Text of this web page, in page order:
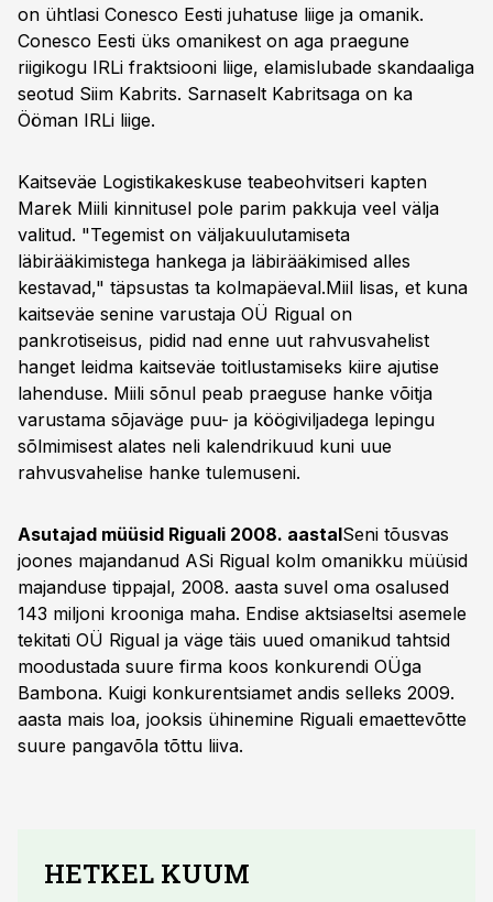
on ühtlasi Conesco Eesti juhatuse liige ja omanik.
Conesco Eesti üks omanikest on aga praegune
riigikogu IRLi fraktsiooni liige, elamislubade skandaaliga
seotud Siim Kabrits. Sarnaselt Kabritsaga on ka
Ööman IRLi liige.
Kaitseväe Logistikakeskuse teabeohvitseri kapten
Marek Miili kinnitusel pole parim pakkuja veel välja
valitud. "Tegemist on väljakuulutamiseta
läbirääkimistega hankega ja läbirääkimised alles
kestavad," täpsustas ta kolmapäeval.Miil lisas, et kuna
kaitseväe senine varustaja OÜ Rigual on
pankrotiseisus, pidid nad enne uut rahvusvahelist
hanget leidma kaitseväe toitlustamiseks kiire ajutise
lahenduse. Miili sõnul peab praeguse hanke võitja
varustama sõjaväge puu- ja köögiviljadega lepingu
sõlmimisest alates neli kalendrikuud kuni uue
rahvusvahelise hanke tulemuseni.
Asutajad müüsid Riguali 2008. aastalSeni tõusvas
joones majandanud ASi Rigual kolm omanikku müüsid
majanduse tippajal, 2008. aasta suvel oma osalused
143 miljoni krooniga maha. Endise aktsiaseltsi asemele
tekitati OÜ Rigual ja väge täis uued omanikud tahtsid
moodustada suure firma koos konkurendi OÜga
Bambona. Kuigi konkurentsiamet andis selleks 2009.
aasta mais loa, jooksis ühinemine Riguali emaettevõtte
suure pangavõla tõttu liiva.
HETKEL KUUM